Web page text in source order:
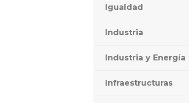
Igualdad
Industria
Industria y Energía
Infraestructuras